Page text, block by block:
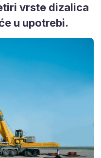
vrste dizalica
u upotrebi.